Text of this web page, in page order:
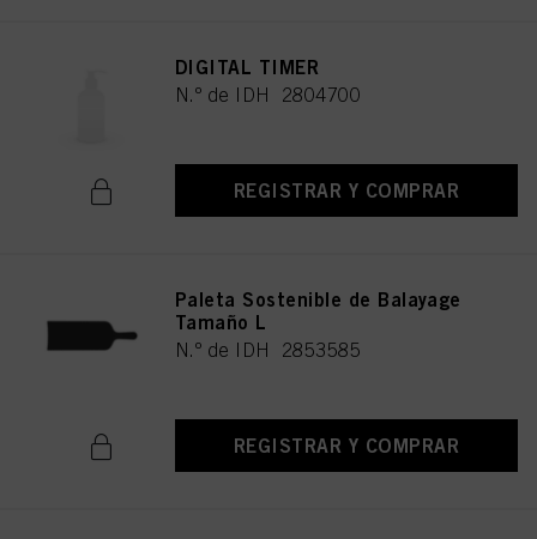
DIGITAL TIMER
N.º de IDH 2804700
REGISTRAR Y COMPRAR
Paleta Sostenible de Balayage
Tamaño L
N.º de IDH 2853585
REGISTRAR Y COMPRAR